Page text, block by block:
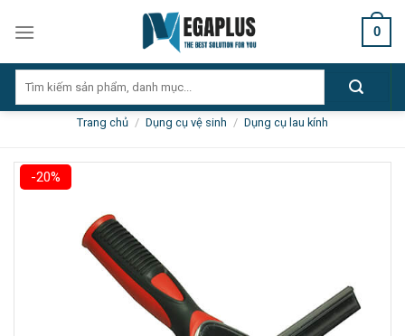
0
kiếm:
Trang chủ / Dụng cụ vệ sinh / Dụng cụ lau kính
-20%